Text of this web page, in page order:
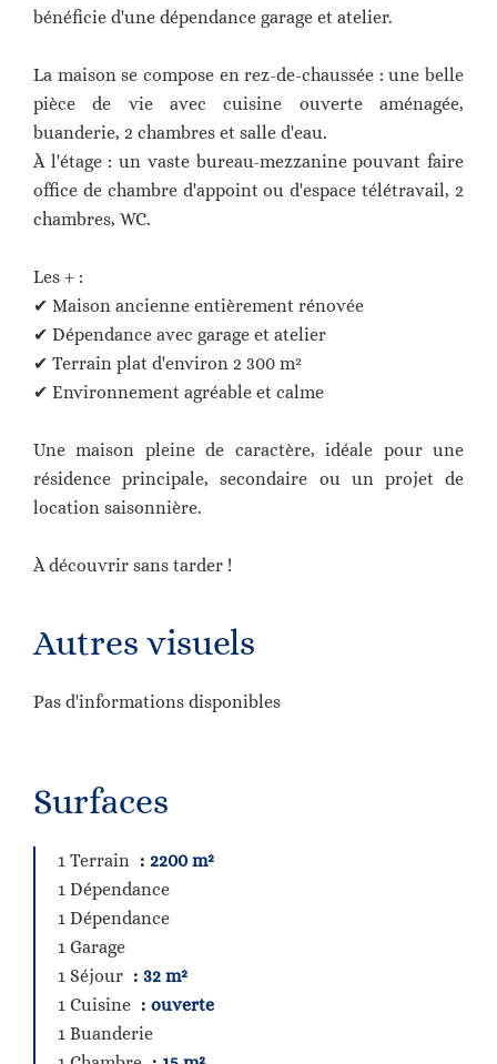
bénéficie d'une dépendance garage et atelier.
La maison se compose en rez-de-chaussée : une belle
pièce de vie avec cuisine ouverte aménagée,
buanderie, 2 chambres et salle d'eau.
À l'étage : un vaste bureau-mezzanine pouvant faire
office de chambre d'appoint ou d'espace télétravail, 2
chambres, WC.
Les + :
✔ Maison ancienne entièrement rénovée
✔ Dépendance avec garage et atelier
✔ Terrain plat d'environ 2 300 m²
✔ Environnement agréable et calme
Une maison pleine de caractère, idéale pour une
résidence principale, secondaire ou un projet de
location saisonnière.
À découvrir sans tarder !
Autres visuels
Pas d'informations disponibles
Surfaces
1 Terrain
2200 m²
1 Dépendance
1 Dépendance
1 Garage
1 Séjour
32 m²
1 Cuisine
ouverte
1 Buanderie